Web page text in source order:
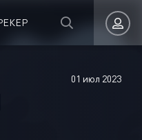
01 июл 2023